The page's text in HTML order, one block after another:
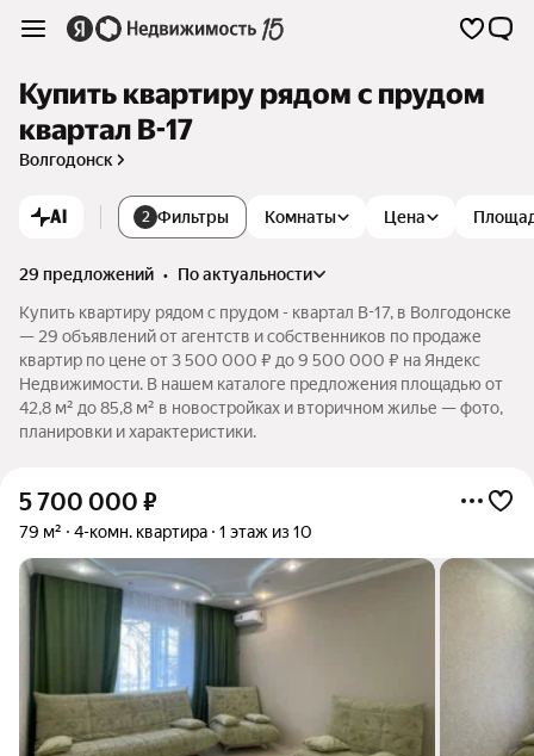
Купить квартиру рядом с прудом
квартал В-17
Волгодонск
AI 2 Фильтры Комнаты Цена
29 предложений •
по актуальности
Купить квартиру рядом с прудом - квартал В-17, в Волгодонске
— 29 объявлений от агентств и собственников по продаже
квартир по цене от 3 500 000 ₽ до 9 500 000 ₽ на Яндекс
Недвижимости. В нашем каталоге предложения площадью от
42,8 м² до 85,8 м² в новостройках и вторичном жилье — фото,
планировки и характеристики.
5 700 000 ₽
79 м² 4-комн. квартира 1 этаж из 10